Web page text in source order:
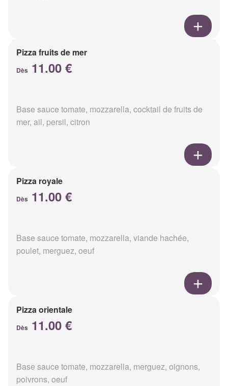
Pizza fruits de mer
Dès 11.00 €
Base sauce tomate, mozzarella, cocktail de fruits de
mer, ail, persil, citron
Pizza royale
Dès 11.00 €
Base sauce tomate, mozzarella, viande hachée,
poulet, merguez, oeuf
Pizza orientale
Dès 11.00 €
Base sauce tomate, mozzarella, merguez, oignons,
poivrons, oeuf